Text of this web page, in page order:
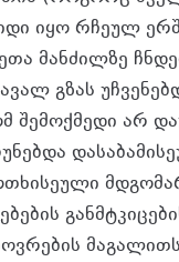
იყო რჩეულ
მანძილზე
გზას
შემოქმედი არ